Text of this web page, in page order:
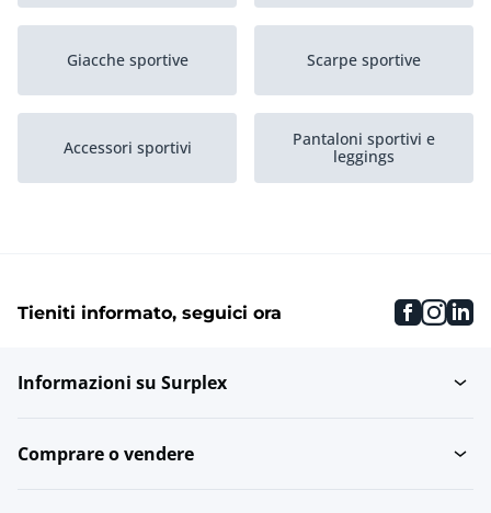
Giacche sportive Scarpe sportive
Accessori sportivi
Pantaloni sportivi e
leggings
Tieniti informato, seguici ora
Informazioni su Surplex
Comprare o vendere